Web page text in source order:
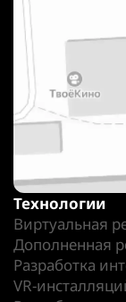
Технологии
Виртуальная
Дополненная
Разработка
VR-